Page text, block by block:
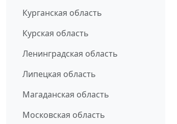
Курганская область
Курская область
Ленинградская область
Липецкая область
Магаданская область
Московская область